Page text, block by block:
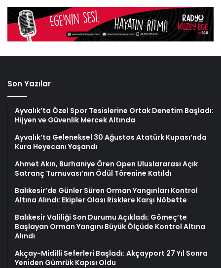
Son Yazılar
Ayvalık’ta Özel Spor Tesislerine Ortak Denetim Başladı:
Hijyen ve Güvenlik Mercek Altında
Ayvalık’ta Geleneksel 30 Ağustos Atatürk Kupası’nda
Kura Heyecanı Yaşandı
Ahmet Akın, Burhaniye Ören Open Uluslararası Açık
Satranç Turnuvası’nın Ödül Törenine Katıldı
Balıkesir’de Günler Süren Orman Yangınları Kontrol
Altına Alındı: Ekipler Olası Risklere Karşı Nöbette
Balıkesir Valiliği Son Durumu Açıkladı: Gömeç’te
Başlayan Orman Yangını Büyük Ölçüde Kontrol Altına
Alındı
Akçay-Midilli Seferleri Başladı: Akçayport 27 Yıl Sonra
Yeniden Gümrük Kapısı Oldu